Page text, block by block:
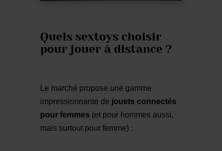
Quels sextoys choisir
pour jouer à distance ?
Le marché propose une gamme
impressionnante de jouets connectés
pour femmes (et pour hommes aussi,
mais surtout pour femme) :